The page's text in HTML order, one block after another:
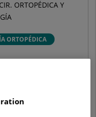
ORTOPÉDICA Y
ORTOPÉDICA
Catalunya